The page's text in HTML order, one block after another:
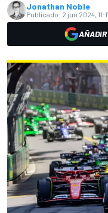
Jonathan Noble
Publicado: 2 jun 2024,
AÑADIR